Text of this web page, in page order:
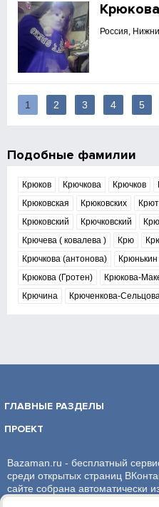
Россия,
1 2 3 4 5
Подобные фамилии
Крюков Крючкова Крючков
Крюковская
Крюковских
Крюковский
Крючковский
Крючева ( ковалева )
Крю
Крючкова (антонова)
Крюнькин
Крюкова (Гротен)
Крюкова-
Крючина
Крюченкова-
ГЛАВНЫЕ РАЗДЕЛЫ
ПРОЕКТ
Bazaman.ru - бесплатный
среди открытых страниц
сайте собрана автоматически